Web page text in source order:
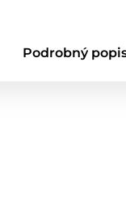
Podrobný